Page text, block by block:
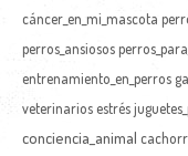
cáncer_en_mi_mascota
perros_ansiosos
entrenamiento_en_perros
veterinarios estrés
conciencia_animal